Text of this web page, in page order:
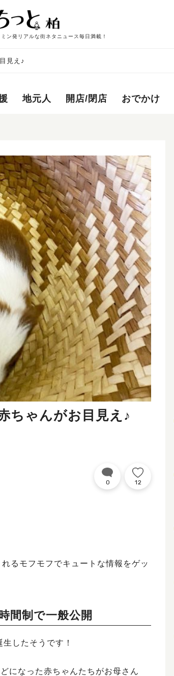
ン発リアルな街ネタニュース毎日満載！
見え♪
地元人 開店/閉店 おでかけ
ちゃんがお目見え♪
0 12
るモフモフでキュートな情報をゲッ
間制で一般公開
したそうです！
になった赤ちゃんたちがお母さん